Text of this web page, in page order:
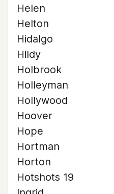
Helen
Helton
Hidalgo
Hildy
Holbrook
Holleyman
Hollywood
Hoover
Hope
Hortman
Horton
Hotshots 19